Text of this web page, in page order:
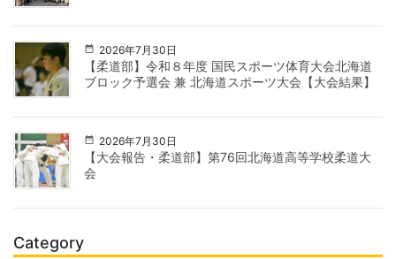
2026年7月30日
【柔道部】令和８年度 国民スポーツ体育大会北海道
ブロック予選会 兼 北海道スポーツ大会【大会結果】
2026年7月30日
【大会報告・柔道部】第76回北海道高等学校柔道大
会
Category